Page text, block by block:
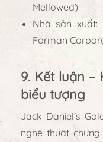
Mellowed)
Nhà sản xuất:
Forman
9. Kết luận
biểu tượng
Jack Daniel’s
nghệ thuật